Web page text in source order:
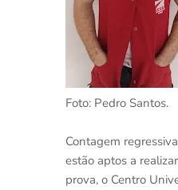
Foto: Pedro Santos.
Contagem
estão aptos a
prova, o Centro